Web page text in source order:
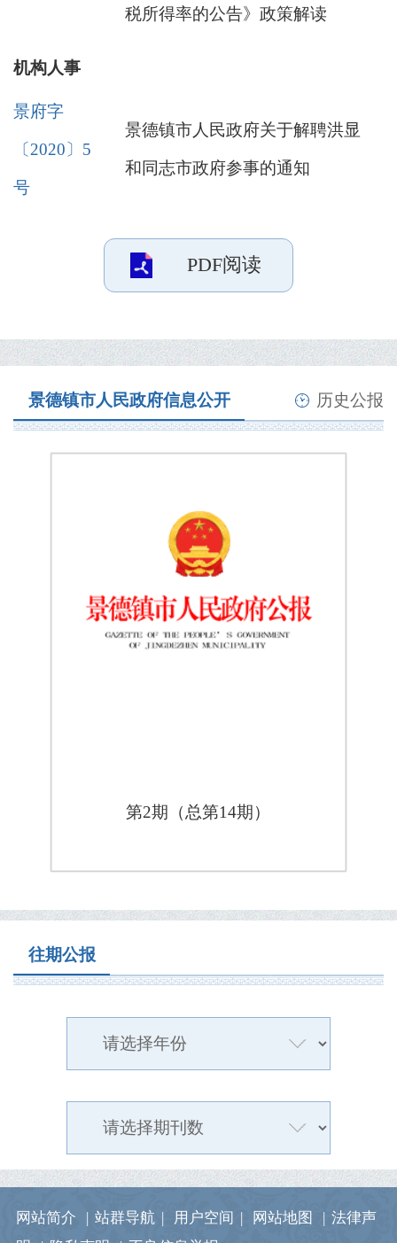
税所得率的公告》政策解读
机构人事
景府字
〔2020〕5
号
景德镇市人民政府关于解聘洪显
和同志市政府参事的通知
PDF阅读
景德镇市人民政府信息公开 历史公报
第2期（总第14期）
往期公报
网站简介 站群导航 用户空间 网站地图
法律声